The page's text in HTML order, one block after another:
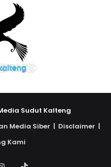
Sudut Kalteng
Media Siber | Disclaimer |
Kami